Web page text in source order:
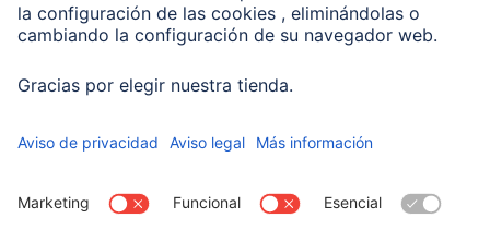
Hama en todo el Mundo
Sostenibilidad
Business-Portal